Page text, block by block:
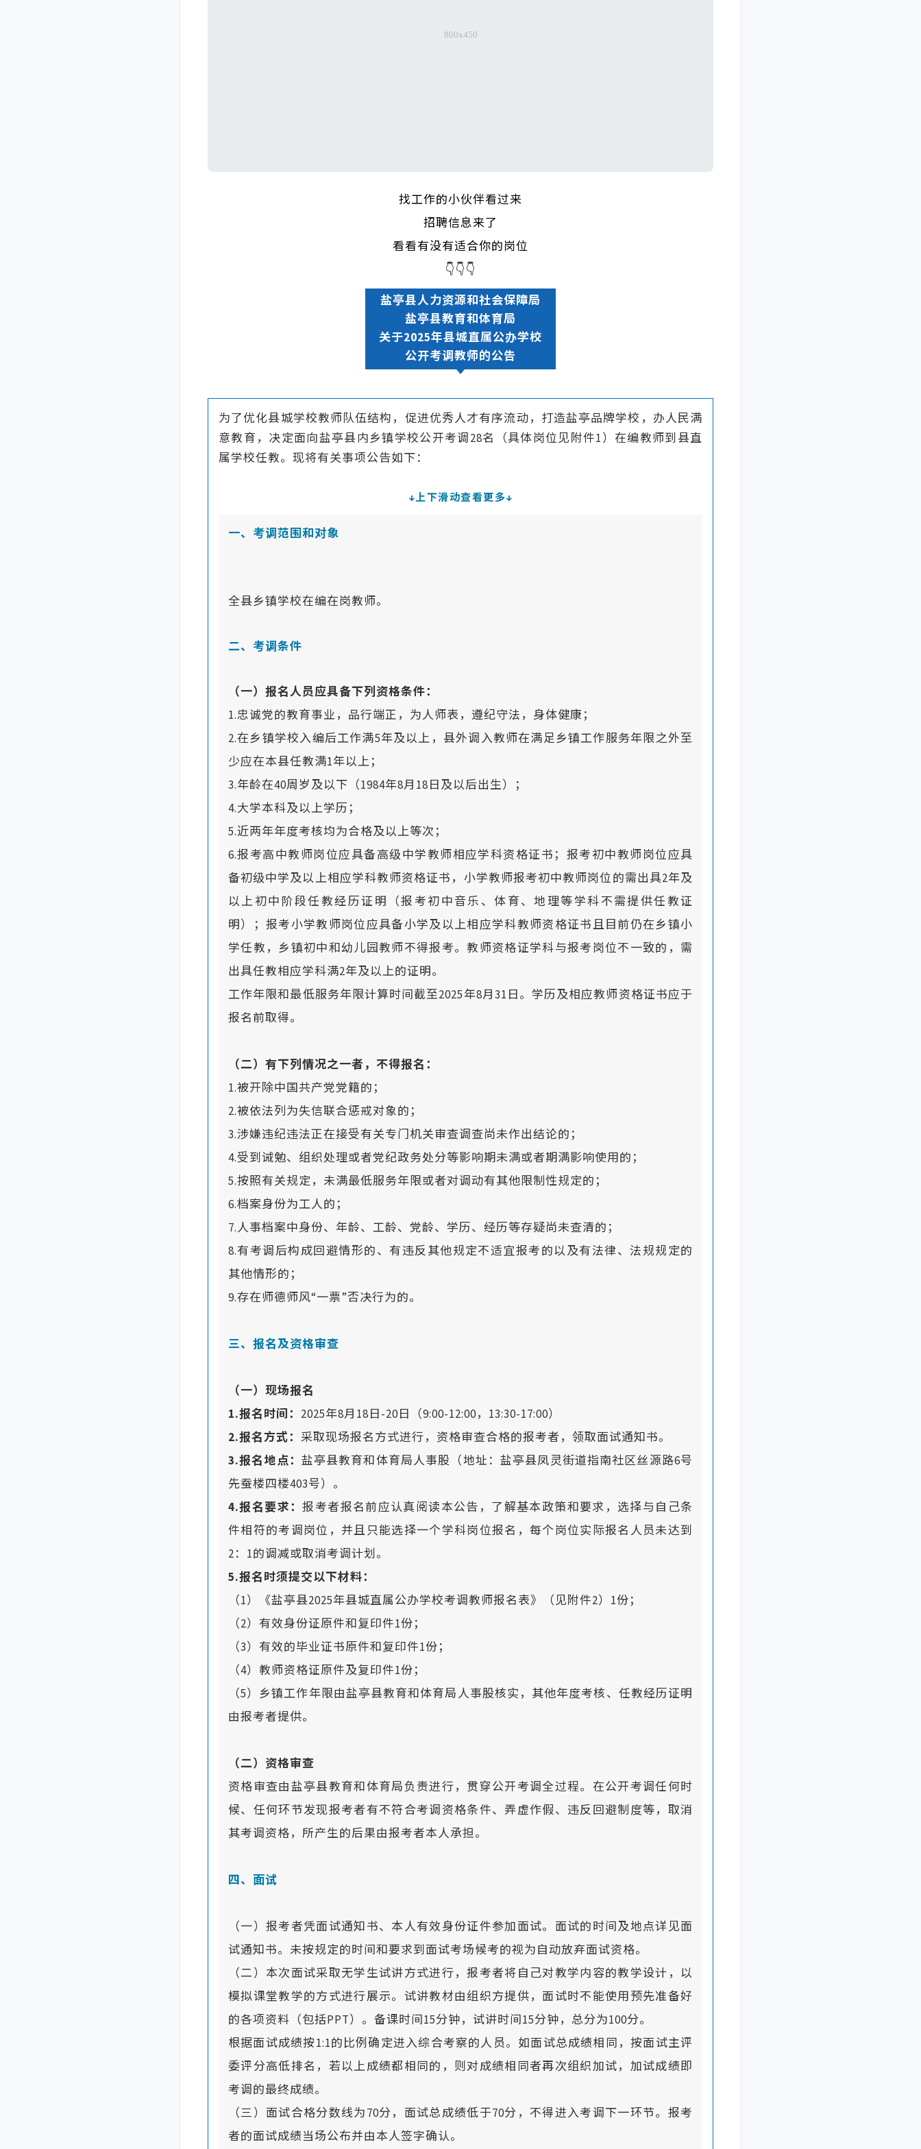
找工作的小伙伴看过来
招聘信息来了
看看有没有适合你的岗位
👇👇👇
盐亭县人力资源和社会保障局
盐亭县教育和体育局
关于2025年县城直属公办学校
公开考调教师的公告
为了优化县城学校教师队伍结构，促进优秀人才有序流动，打造盐亭品牌学校，办人民满
意教育，决定面向盐亭县内乡镇学校公开考调28名（具体岗位见附件1）在编教师到县直
属学校任教。现将有关事项公告如下：
↓上下滑动查看更多↓
一、考调范围和对象
全县乡镇学校在编在岗教师。
二、考调条件
（一）报名人员应具备下列资格条件：
1.忠诚党的教育事业，品行端正，为人师表，遵纪守法，身体健康；
2.在乡镇学校入编后工作满5年及以上，县外调入教师在满足乡镇工作服务年限之外至
少应在本县任教满1年以上；
3.年龄在40周岁及以下（1984年8月18日及以后出生）；
4.大学本科及以上学历；
5.近两年年度考核均为合格及以上等次；
6.报考高中教师岗位应具备高级中学教师相应学科资格证书；报考初中教师岗位应具
备初级中学及以上相应学科教师资格证书，小学教师报考初中教师岗位的需出具2年及
以上初中阶段任教经历证明（报考初中音乐、体育、地理等学科不需提供任教证
明）；报考小学教师岗位应具备小学及以上相应学科教师资格证书且目前仍在乡镇小
学任教，乡镇初中和幼儿园教师不得报考。教师资格证学科与报考岗位不一致的，需
出具任教相应学科满2年及以上的证明。
工作年限和最低服务年限计算时间截至2025年8月31日。学历及相应教师资格证书应于
报名前取得。
（二）有下列情况之一者，不得报名：
1.被开除中国共产党党籍的；
2.被依法列为失信联合惩戒对象的；
3.涉嫌违纪违法正在接受有关专门机关审查调查尚未作出结论的；
4.受到诫勉、组织处理或者党纪政务处分等影响期未满或者期满影响使用的；
5.按照有关规定，未满最低服务年限或者对调动有其他限制性规定的；
6.档案身份为工人的；
7.人事档案中身份、年龄、工龄、党龄、学历、经历等存疑尚未查清的；
8.有考调后构成回避情形的、有违反其他规定不适宜报考的以及有法律、法规规定的
其他情形的；
9.存在师德师风“一票”否决行为的。
三、报名及资格审查
（一）现场报名
1.报名时间： 2025年8月18日-20日（9:00-12:00，13:30-17:00）
2.报名方式： 采取现场报名方式进行，资格审查合格的报考者，领取面试通知书。
3.报名地点： 盐亭县教育和体育局人事股（地址：盐亭县凤灵街道指南社区丝源路6号
先蚕楼四楼403号）。
4.报名要求：报考者报名前应认真阅读本公告，了解基本政策和要求，选择与自己条
件相符的考调岗位，并且只能选择一个学科岗位报名，每个岗位实际报名人员未达到
2：1的调减或取消考调计划。
5.报名时须提交以下材料：
（1）《盐亭县2025年县城直属公办学校考调教师报名表》（见附件2）1份；
（2）有效身份证原件和复印件1份；
（3）有效的毕业证书原件和复印件1份；
（4）教师资格证原件及复印件1份；
（5）乡镇工作年限由盐亭县教育和体育局人事股核实，其他年度考核、任教经历证明
由报考者提供。
（二）资格审查
资格审查由盐亭县教育和体育局负责进行，贯穿公开考调全过程。在公开考调任何时
候、任何环节发现报考者有不符合考调资格条件、弄虚作假、违反回避制度等，取消
其考调资格，所产生的后果由报考者本人承担。
四、面试
（一）报考者凭面试通知书、本人有效身份证件参加面试。面试的时间及地点详见面
试通知书。未按规定的时间和要求到面试考场候考的视为自动放弃面试资格。
（二）本次面试采取无学生试讲方式进行，报考者将自己对教学内容的教学设计，以
模拟课堂教学的方式进行展示。试讲教材由组织方提供，面试时不能使用预先准备好
的各项资料（包括PPT）。备课时间15分钟，试讲时间15分钟，总分为100分。
根据面试成绩按1:1的比例确定进入综合考察的人员。如面试总成绩相同，按面试主评
委评分高低排名，若以上成绩都相同的，则对成绩相同者再次组织加试，加试成绩即
考调的最终成绩。
（三）面试合格分数线为70分，面试总成绩低于70分，不得进入考调下一环节。报考
者的面试成绩当场公布并由本人签字确认。